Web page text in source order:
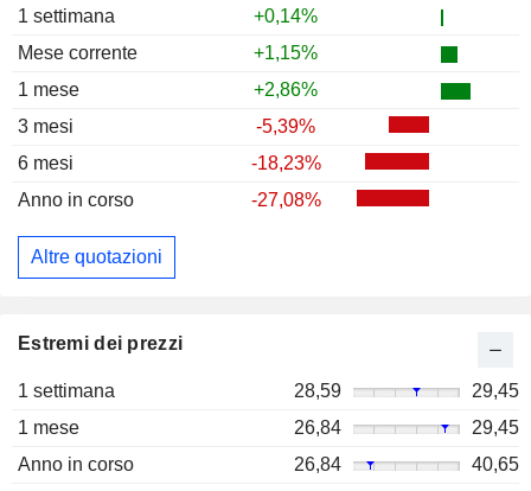
1 settimana
+0,14%
Mese corrente
+1,15%
1 mese
+2,86%
3 mesi
-5,39%
6 mesi
-18,23%
Anno in corso
-27,08%
Altre quotazioni
Estremi dei prezzi
1 settimana 28,59
29,45
1 mese
26,84
29,45
Anno in corso
26,84
40,65